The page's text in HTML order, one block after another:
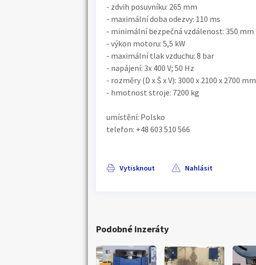
- zdvih posuvníku: 265 mm
- maximální doba odezvy: 110 ms
- minimální bezpečná vzdálenost: 350 mm
- výkon motoru: 5,5 kW
- maximální tlak vzduchu: 8 bar
- napájení: 3x 400 V; 50 Hz
- rozměry (D x Š x V): 3000 x 2100 x 2700 mm
- hmotnost stroje: 7200 kg
umístění: Polsko
telefon: +48 603 510 566
Vytisknout Nahlásit
Podobné inzeráty